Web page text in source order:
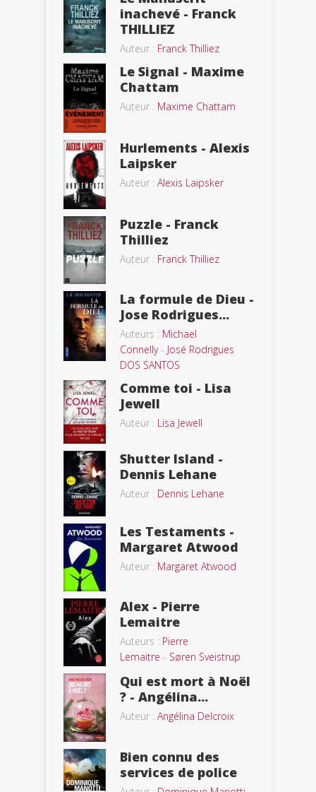
inachevé - Franck
THILLIEZ
Auteur : Franck Thilliez
Le Signal - Maxime
Chattam
Auteur : Maxime Chattam
Hurlements - Alexis
Laipsker
Auteur : Alexis Laipsker
Puzzle - Franck
Thilliez
Auteur : Franck Thilliez
La formule de Dieu -
Jose Rodrigues...
Auteurs : Michael
Connelly- José Rodrigues
DOS SANTOS
Comme toi - Lisa
Jewell
Auteur : Lisa Jewell
Shutter Island -
Dennis Lehane
Auteur : Dennis Lehane
Les Testaments -
Margaret Atwood
Auteur : Margaret Atwood
Alex - Pierre
Lemaitre
Auteurs : Pierre
Lemaitre - Søren Sveistrup
Qui est mort à Noël
? - Angélina...
Auteur : Angélina Delcroix
Bien connu des
services de police